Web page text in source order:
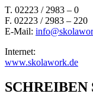
T. 02223 / 2983 – 0
F. 02223 / 2983 – 220
E-Mail:
Internet:
www.skolawork.de
SCHREIBEN